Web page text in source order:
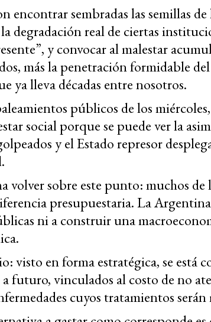
encontrar sembradas las semillas
degradación real de ciertas
y convocar al malestar
más la penetración formidable
ya lleva décadas entre nosotros.
públicos de los
social porque se puede ver la
y el Estado represor
volver sobre este punto: muchos
presupuestaria. La
ni a construir una
visto en forma estratégica, se está
futuro, vinculados al costo de no
cuyos tratamientos serán